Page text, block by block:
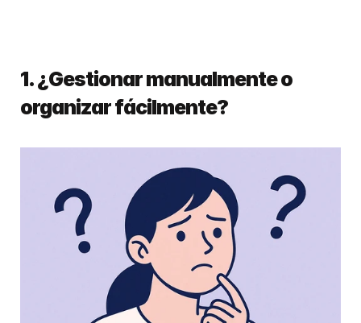
1. ¿Gestionar manualmente o
organizar fácilmente?